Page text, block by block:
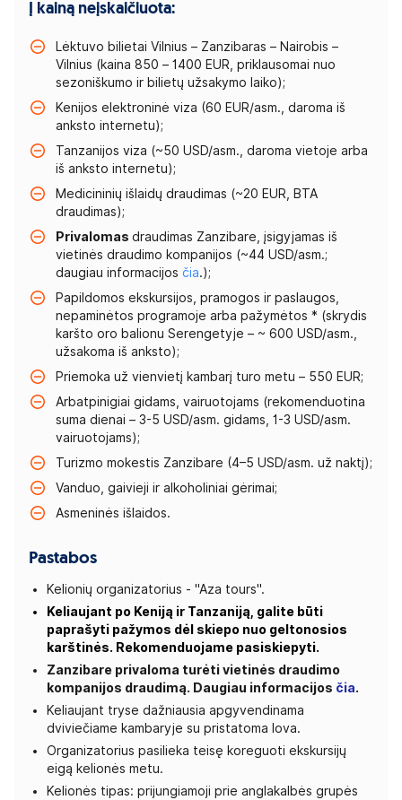
Į kainą neįskaičiuota:
Lėktuvo bilietai Vilnius – Zanzibaras – Nairobis –
Vilnius (kaina 850 – 1400 EUR, priklausomai nuo
sezoniškumo ir bilietų užsakymo laiko);
Kenijos elektroninė viza (60 EUR/asm., daroma iš
anksto internetu);
Tanzanijos viza (~50 USD/asm., daroma vietoje arba
iš anksto internetu);
Medicininių išlaidų draudimas (~20 EUR, BTA
draudimas);
Privalomas draudimas Zanzibare, įsigyjamas iš
vietinės draudimo kompanijos (~44 USD/asm.;
daugiau informacijos čia.);
Papildomos ekskursijos, pramogos ir paslaugos,
nepaminėtos programoje arba pažymėtos * (skrydis
karšto oro balionu Serengetyje – ~ 600 USD/asm.,
užsakoma iš anksto);
Priemoka už vienvietį kambarį turo metu – 550 EUR;
Arbatpinigiai gidams, vairuotojams (rekomenduotina
suma dienai – 3-5 USD/asm. gidams, 1-3 USD/asm.
vairuotojams);
Turizmo mokestis Zanzibare (4–5 USD/asm. už naktį);
Vanduo, gaivieji ir alkoholiniai gėrimai;
Asmeninės išlaidos.
Pastabos
Kelionių organizatorius - "Aza tours".
Keliaujant po Keniją ir Tanzaniją, galite būti
paprašyti pažymos dėl skiepo nuo geltonosios
karštinės. Rekomenduojame pasiskiepyti.
Zanzibare privaloma turėti vietinės draudimo
kompanijos draudimą. Daugiau informacijos čia.
Keliaujant tryse dažniausia apgyvendinama
dviviečiame kambaryje su pristatoma lova.
Organizatorius pasilieka teisę koreguoti ekskursijų
eigą kelionės metu.
Kelionės tipas: prijungiamoji prie anglakalbės grupės